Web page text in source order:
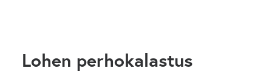
Lohen perhokalastus